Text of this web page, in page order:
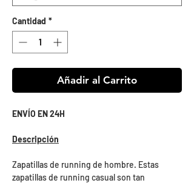
Cantidad *
Añadir al Carrito
ENVÍO EN 24H
Descripción
Zapatillas de running de hombre. Estas
zapatillas de running casual son tan